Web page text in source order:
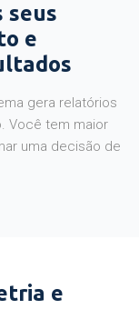
seus
e
gera relatórios
Você tem maior
uma decisão de
e